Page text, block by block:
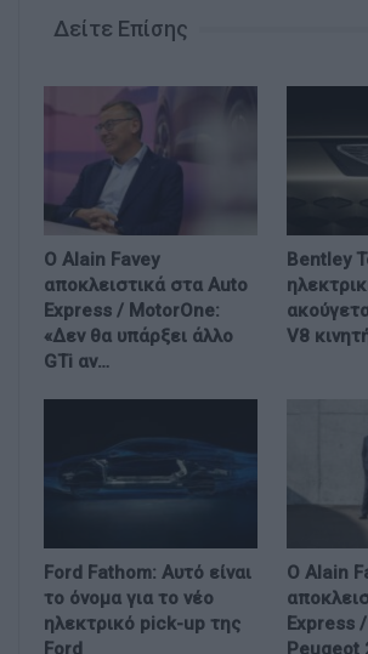
Δείτε Επίσης
Ο Alain Favey
αποκλειστικά στα Auto
Express / MotorOne:
«Δεν θα υπάρξει άλλο
GTi αν…
Bentley
V8
Ford Fathom: Αυτό είναι
το όνομα για το νέο
ηλεκτρικό pick-up της
Ford
Ο Alain
Express
Peugeot